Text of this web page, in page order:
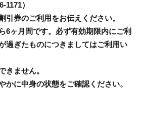
1171）
券のご利用をお伝えください。
6ヶ月間です。必ず有効期限内にご利
過ぎたものにつきましてはご利用い
きません。
に中身の状態をご確認ください。